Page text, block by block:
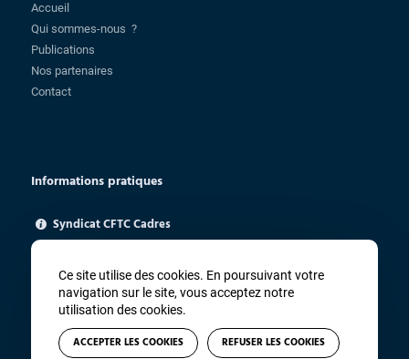
Accueil
Qui sommes-nous ?
Publications
Nos partenaires
Contact
Informations pratiques
Syndicat CFTC Cadres
85 rue Charlot - 75003 Paris
ugica@cftc.fr
01 83 94 67 91
Ce site utilise des cookies. En poursuivant votre
navigation sur le site, vous acceptez notre
utilisation des cookies.
ACCEPTER LES COOKIES REFUSER LES COOKIES